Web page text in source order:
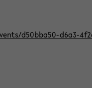
d50bba50-d6a3-